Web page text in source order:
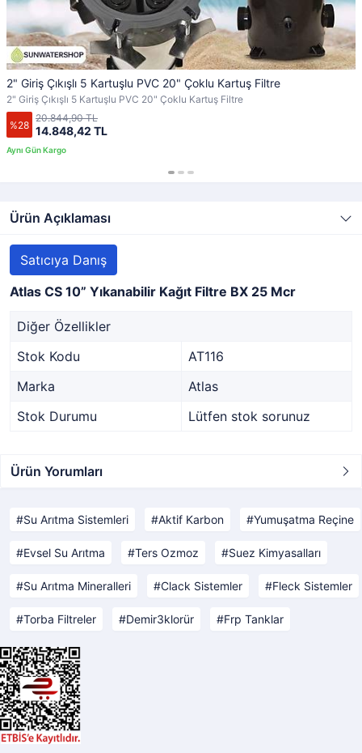
2" Giriş Çıkışlı 5 Kartuşlu PVC 20" Çoklu Kartuş Filtre
2" Giriş Çıkışlı 5 Kartuşlu PVC 20" Çoklu Kartuş Filtre
%28 14.848,42 TL
20.844,90 TL
Ürün Açıklaması
Satıcıya Danış
Atlas CS 10” Yıkanabilir Kağıt Filtre BX 25 Mcr
Diğer Özellikler
Stok Kodu
AT116
Marka
Atlas
Stok Durumu
Lütfen stok sorunuz
Ürün Yorumları
Su Arıtma Sistemleri Aktif Karbon Yumuşatma Reçine
Evsel Su Arıtma Ters Ozmoz Suez Kimyasalları
Su Arıtma Mineralleri Clack Sistemler Fleck Sistemler
Torba Filtreler Demir3klorür Frp Tanklar